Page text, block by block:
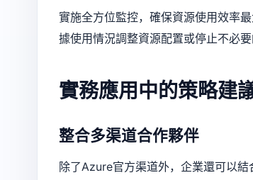
實施全方位監控，確保資源使用效率
據使用情況調整資源配置或停止不必
實務應用中的策略建
整合多渠道合作夥伴
除了Azure官方渠道外，企業還可以